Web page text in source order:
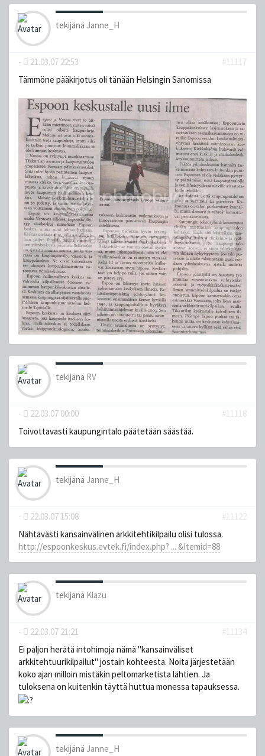
tekijänä Janne_H
- 21.03.07 22:53
#11117
Tämmöne pääkirjotus oli tänään Helsingin Sanomissa
tekijänä RV
- 22.03.07 00:00
#11118
Toivottavasti kaupungintalo päätetään säästää.
tekijänä Janne_H
- 22.03.07 15:08
#11122
Nähtävästi kansainvälinen arkkitehtikilpailu olisi tulossa.
http://espoonkeskus.evtek.fi/index.php? ... &Itemid=88
tekijänä Klazu
- 22.03.07 21:21
#11134
Ei paljon herätä intohimoja nämä "kansainväliset
arkkitehtuurikilpailut" jostain kohteesta. Noita järjestetään
koko ajan milloin mistäkin peltomarketista lähtien. Ja
tuloksena on kuitenkin täyttä huttua monessa tapauksessa.
tekijänä Janne_H